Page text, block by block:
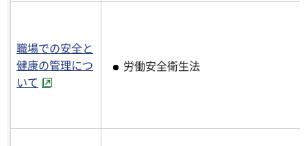
職場での安全と
健康の管理につ
いて
労働安全衛生法